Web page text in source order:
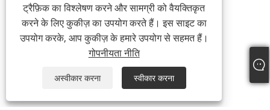
ट्रैफ़िक का विश्लेषण करने और सामग्री को वैयक्तिकृत
करने के लिए कुकीज़ का उपयोग करते हैं। इस साइट का
उपयोग करके, आप कुकीज़ के हमारे उपयोग से सहमत हैं।
गोपनीयता नीति
अस्वीकार करना स्वीकार करना